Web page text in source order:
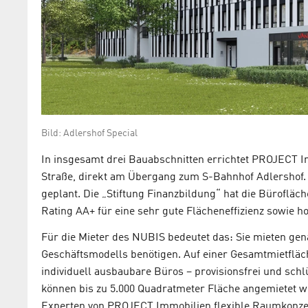
Bild: Adlershof Special
In insgesamt drei Bauabschnitten errichtet
Straße, direkt am Übergang zum S-Bahnhof
geplant. Die „Stiftung Finanzbildung“ hat die
Rating AA+ für eine sehr gute Flächeneffizienz sowie
Für die Mieter des NUBIS bedeutet das: Sie mieten
Geschäftsmodells benötigen. Auf einer
individuell ausbaubare Büros – provisionsfrei und
können bis zu 5.000 Quadratmeter Fläche